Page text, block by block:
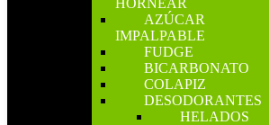
AZÚCAR
IMPALPABLE
FUDGE
BICARBONATO
COLAPIZ
DESODORANTES
HELADOS